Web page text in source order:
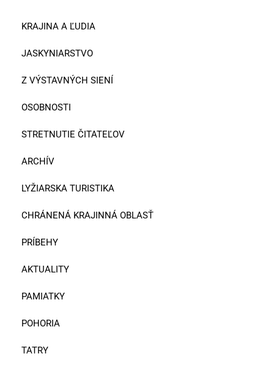
KRAJINA A ĽUDIA
JASKYNIARSTVO
Z VÝSTAVNÝCH SIENÍ
OSOBNOSTI
STRETNUTIE ČITATEĽOV
ARCHÍV
LYŽIARSKA TURISTIKA
CHRÁNENÁ KRAJINNÁ OBLASŤ
PRÍBEHY
AKTUALITY
PAMIATKY
POHORIA
TATRY